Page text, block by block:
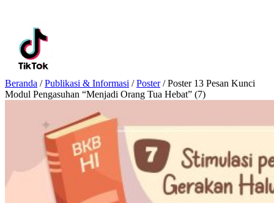
Beranda / Publikasi & Informasi / Poster / Poster 13 Pesan Kunci
Modul Pengasuhan “Menjadi Orang Tua Hebat” (7)